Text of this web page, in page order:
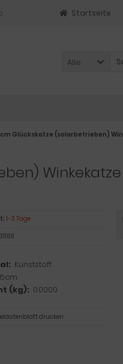
Startseite
Alle
Glückskatze (solarbetrieben)
1-3 Tage
Kunststoff
6cm
(kg): 0.0000
drucken